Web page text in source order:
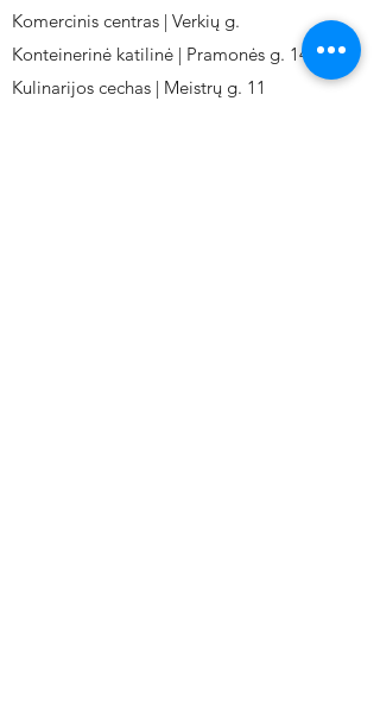
Komercinis centras | Verkių g.
Konteinerinė katilinė | Pramonės g. 141
Kulinarijos cechas | Meistrų g. 11